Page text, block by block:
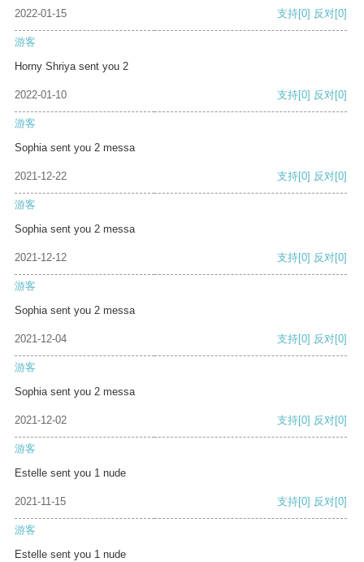
2022-01-15 支持[0] 反对[0]
游客
Horny Shriya sent you 2
2022-01-10 支持[0] 反对[0]
游客
Sophia sent you 2 messa
2021-12-22 支持[0] 反对[0]
游客
Sophia sent you 2 messa
2021-12-12 支持[0] 反对[0]
游客
Sophia sent you 2 messa
2021-12-04 支持[0] 反对[0]
游客
Sophia sent you 2 messa
2021-12-02 支持[0] 反对[0]
游客
Estelle sent you 1 nude
2021-11-15 支持[0] 反对[0]
游客
Estelle sent you 1 nude